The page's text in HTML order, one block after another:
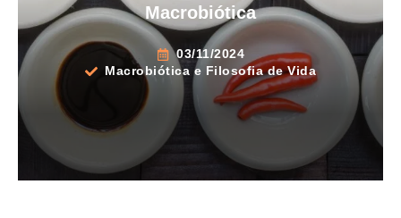
Macrobiótica
03/11/2024
Macrobiótica e Filosofia de Vida